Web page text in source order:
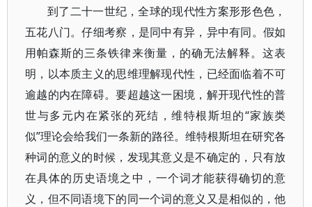
到了二十一世纪，全球的现代性方案形形色色，
五花八门。仔细考察，是同中有异，异中有同。假如
用帕森斯的三条铁律来衡量，的确无法解释。这表
明，以本质主义的思维理解现代性，已经面临着不可
逾越的内在障碍。要超越这一困境，解开现代性的普
世与多元内在紧张的死结，维特根斯坦的“家族类
似”理论会给我们一条新的路径。维特根斯坦在研究各
种词的意义的时候，发现其意义是不确定的，只有放
在具体的历史语境之中，一个词才能获得确切的意
义，但不同语境下的同一个词的意义又是相似的，他